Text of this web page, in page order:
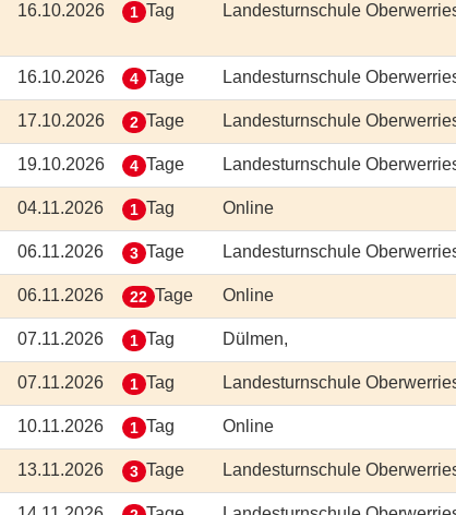
16.10.2026 1 Tag Landesturnschule
16.10.2026 4 Tage Landesturnschule
17.10.2026 2 Tage Landesturnschule
19.10.2026 4 Tage Landesturnschule
04.11.2026 1 Tag Online
06.11.2026 3 Tage Landesturnschule
06.11.2026 22 Tage Online
07.11.2026 1 Tag Dülmen,
07.11.2026 1 Tag Landesturnschule
10.11.2026 1 Tag Online
13.11.2026 3 Tage Landesturnschule